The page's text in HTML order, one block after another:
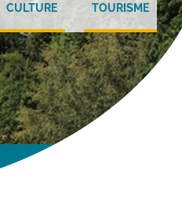
CULTURE TOURISME